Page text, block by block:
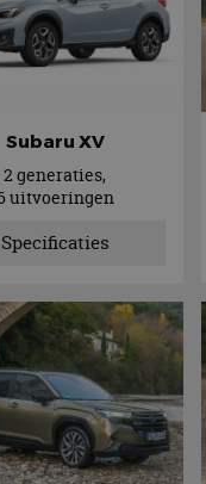
Subaru XV
2 generaties,
uitvoeringen
Specificaties